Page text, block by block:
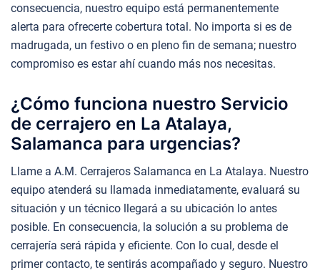
consecuencia, nuestro equipo está permanentemente
alerta para ofrecerte cobertura total. No importa si es de
madrugada, un festivo o en pleno fin de semana; nuestro
compromiso es estar ahí cuando más nos necesitas.
¿Cómo funciona nuestro Servicio
de cerrajero en La Atalaya,
Salamanca para urgencias?
Llame a A.M. Cerrajeros Salamanca en La Atalaya. Nuestro
equipo atenderá su llamada inmediatamente, evaluará su
situación y un técnico llegará a su ubicación lo antes
posible. En consecuencia, la solución a su problema de
cerrajería será rápida y eficiente. Con lo cual, desde el
primer contacto, te sentirás acompañado y seguro. Nuestro